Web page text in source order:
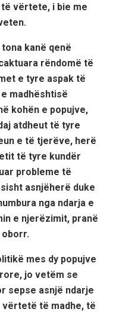
vërtete, i bie me
kanë qenë
rëndomë të
e tyre aspak të
madhështisë
kohën e popujve,
atdheut të tyre
e të tjerëve, herë
të tyre kundër
probleme të
asnjëherë duke
nga ndarja e
e njerëzimit, pranë
mes dy popujve
jo vetëm se
sepse asnjë ndarje
të madhe, të